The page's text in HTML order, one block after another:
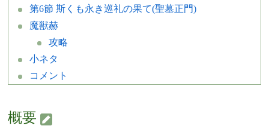
第6節 斯くも永き巡礼の果て(聖墓正門)
魔獣赫
攻略
小ネタ
コメント
概要